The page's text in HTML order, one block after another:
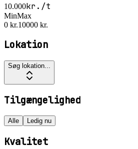
10.000kr./t
MinMax
0 kr.10000 kr.
Lokation
Søg lokation...
Tilgængelighed
Alle Ledig nu
Kvalitet